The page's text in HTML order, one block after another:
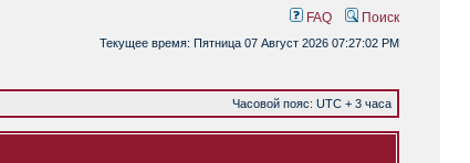
FAQ Поиск
Текущее время: Пятница 07 Август 2026 07:27:02 PM
Часовой пояс: UTC + 3 часа